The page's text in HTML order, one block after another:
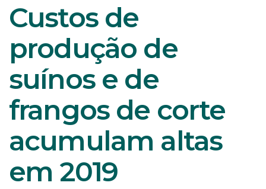
Custos de
produção de
suínos e de
frangos de corte
acumulam altas
em 2019